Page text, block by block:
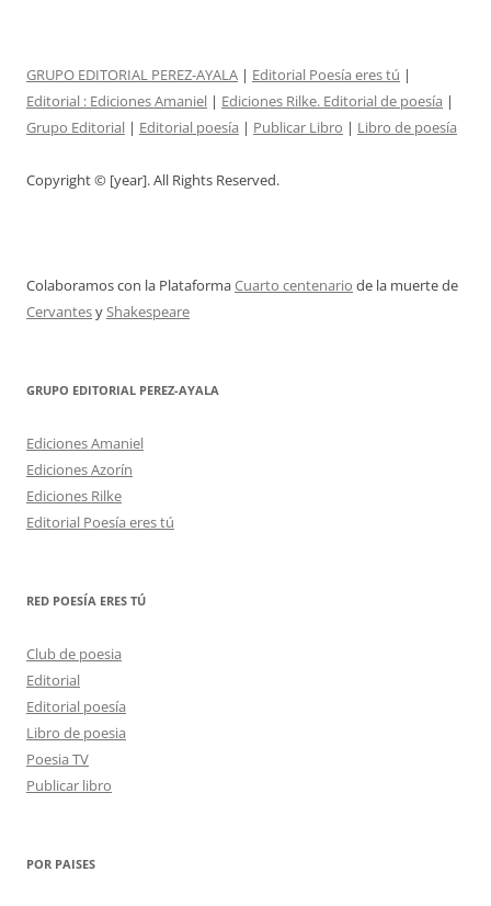
GRUPO EDITORIAL PEREZ-AYALA | Editorial Poesía eres tú |
Editorial : Ediciones Amaniel | Ediciones Rilke. Editorial de poesía |
Grupo Editorial | Editorial poesía | Publicar Libro | Libro de poesía
Copyright © [year]. All Rights Reserved.
Colaboramos con la PlataformaCuarto centenario de la muerte de
CervantesyShakespeare
GRUPO EDITORIAL PEREZ-AYALA
Ediciones Amaniel
Ediciones Azorín
Ediciones Rilke
Editorial Poesía eres tú
RED POESÍA ERES TÚ
Club de poesia
Editorial
Editorial poesía
Libro de poesia
Poesia TV
Publicar libro
POR PAISES